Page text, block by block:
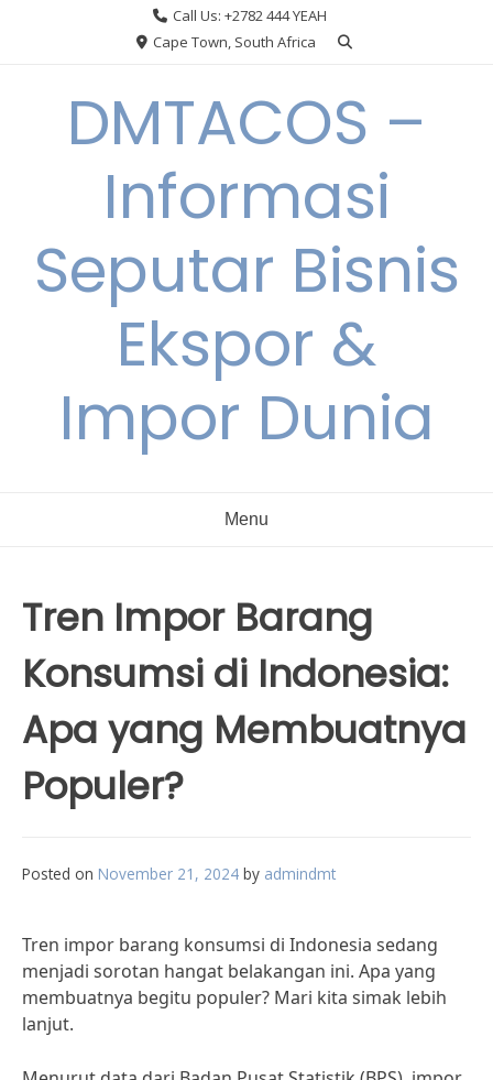
Call Us: +2782 444 YEAH
Cape Town, South Africa
DMTACOS –
Informasi
Seputar Bisnis
Ekspor &
Impor Dunia
Menu
Tren Impor Barang
Konsumsi di Indonesia:
Apa yang Membuatnya
Populer?
Posted on November 21, 2024 by admindmt
Tren impor barang konsumsi di Indonesia sedang
menjadi sorotan hangat belakangan ini. Apa yang
membuatnya begitu populer? Mari kita simak lebih
lanjut.